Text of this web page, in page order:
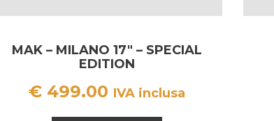
MAK – MILANO 17″ – SPECIAL
EDITION
€ 499.00 IVA inclusa